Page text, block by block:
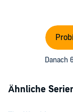
Danach
Ähnliche